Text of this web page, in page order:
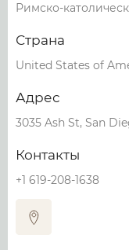
Римско-
Страна
United States of
Адрес
3035 Ash St, San
Контакты
+1 619-208-1638